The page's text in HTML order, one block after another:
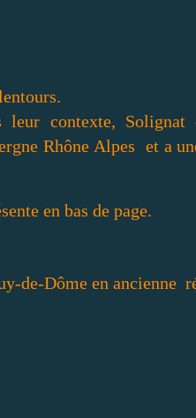
contexte,
Rhône Alpes et a
en bas de page.
de-Dôme en ancienne